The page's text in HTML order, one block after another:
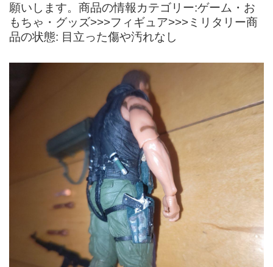
願いします。商品の情報カテゴリー:ゲーム・お
もちゃ・グッズ>>>フィギュア>>>ミリタリー商
品の状態: 目立った傷や汚れなし